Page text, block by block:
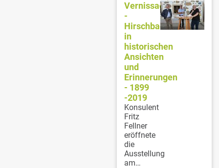
Vernissage
-
Hirschbach
in
historischen
Ansichten
und
Erinnerungen
- 1899
-2019
Konsulent
Fritz
Fellner
eröffnete
die
Ausstellung
am…